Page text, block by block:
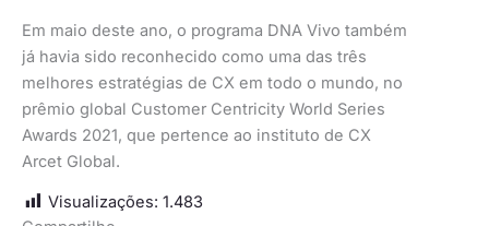
Em maio deste ano, o programa DNA Vivo também
já havia sido reconhecido como uma das três
melhores estratégias de CX em todo o mundo, no
prêmio global Customer Centricity World Series
Awards 2021, que pertence ao instituto de CX
Arcet Global.
Visualizações: 1.483